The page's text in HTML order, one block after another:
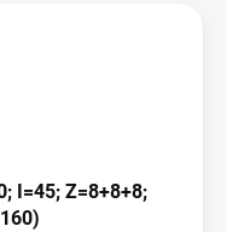
I=45; Z=8+8+8;